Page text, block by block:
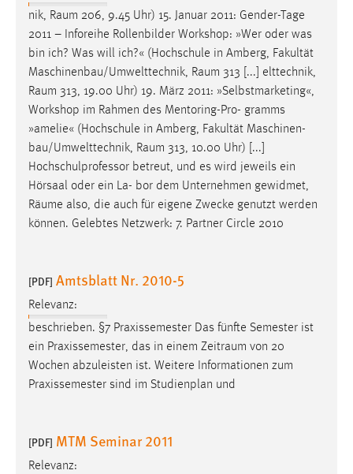
nik, Raum 206, 9.45 Uhr) 15. Januar 2011: Gender-Tage
2011 – Inforeihe Rollenbilder Workshop: »Wer oder was
bin ich? Was will ich?« (Hochschule in Amberg, Fakultät
Maschinenbau/Umwelttechnik, Raum 313 [...] elttechnik,
Raum 313, 19.00 Uhr) 19. März 2011: »Selbstmarketing«,
Workshop im Rahmen des Mentoring-Pro- gramms
»amelie« (Hochschule in Amberg, Fakultät Maschinen-
bau/Umwelttechnik, Raum 313, 10.00 Uhr) [...]
Hochschulprofessor betreut, und es wird jeweils ein
Hörsaal oder ein La- bor dem Unternehmen gewidmet,
Räume also, die auch für eigene Zwecke genutzt werden
können. Gelebtes Netzwerk: 7. Partner Circle 2010
[PDF] Amtsblatt Nr. 2010-5
Relevanz:
beschrieben. §7 Praxissemester Das fünfte Semester ist
ein Praxissemester, das in einem Zeitraum von 20
Wochen abzuleisten ist. Weitere Informationen zum
Praxissemester sind im Studienplan und
[PDF] MTM Seminar 2011
Relevanz: